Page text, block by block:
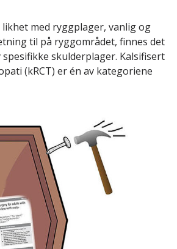
med ryggplager, vanlig og
til på ryggområdet, finnes det
skulderplager. Kalsifisert
(kRCT) er én av kategoriene